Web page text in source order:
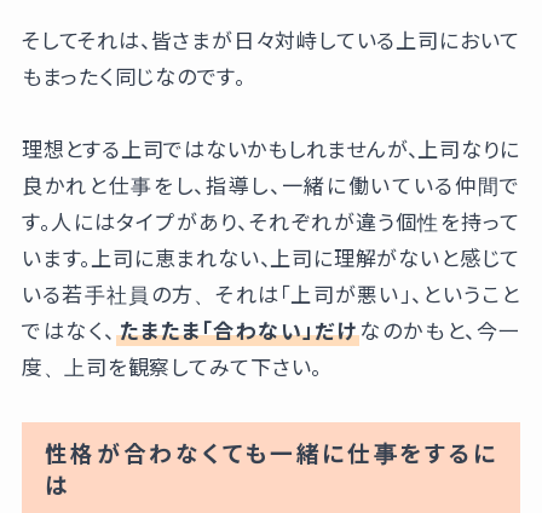
そしてそれは、皆さまが日々対峙している上司において
もまったく同じなのです。
理想とする上司ではないかもしれませんが、上司なりに
良かれと仕事をし、指導し、一緒に働いている仲間で
す。人にはタイプがあり、それぞれが違う個性を持って
います。上司に恵まれない、上司に理解がないと感じて
いる若手社員の方、それは「上司が悪い」、ということ
ではなく、 たまたま「合わない」だけなのかもと、今一
度、上司を観察してみて下さい。
性格が合わなくても一緒に仕事をするに
は